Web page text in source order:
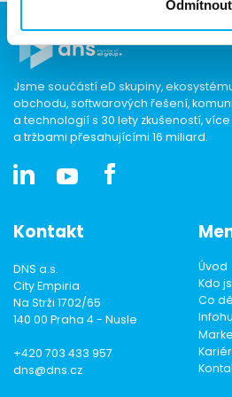
Odmítnout
Jsme součástí eD skupiny,
obchodu, softwarových řešení,
a technologií s 30 lety zkušeností,
a tržbami přesahujícími 16 miliard.
Kontakt
DNS a.s.
City Empiria
Na Strži 1702/65
140 00 Praha 4 - Nusle
+420 703 433 957
dns@dns.cz
Úvod
Kdo
Co